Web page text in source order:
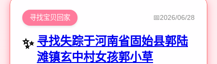
寻找宝贝回家 2026/06/28
寻找失踪于河南省固始县郭陆
滩镇玄中村女孩郭小草